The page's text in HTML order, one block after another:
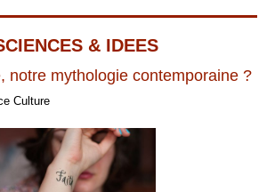
& IDEES
notre mythologie contemporaine ?
Culture